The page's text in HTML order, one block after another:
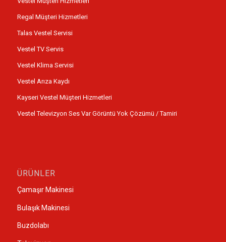
Regal Müşteri Hizmetleri
Talas Vestel Servisi
Vestel TV Servis
Vestel Klima Servisi
Vestel Arıza Kaydı
Kayseri Vestel Müşteri Hizmetleri
Vestel Televizyon Ses Var Görüntü Yok Çözümü / Tamiri
ÜRÜNLER
Çamaşır Makinesi
Bulaşık Makinesi
Buzdolabı